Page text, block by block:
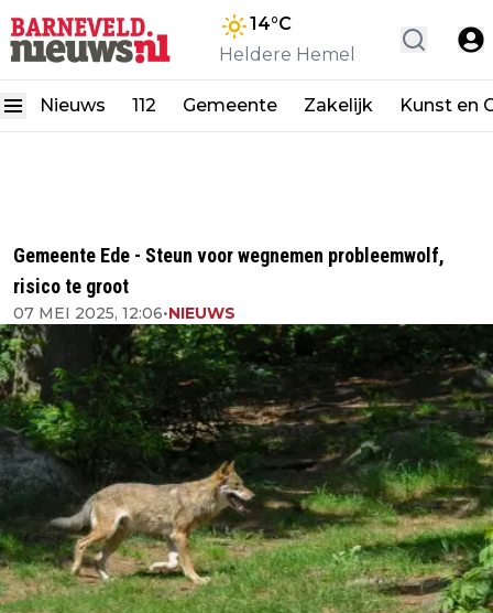
14°C
Heldere Hemel
Nieuws 112 Gemeente Zakelijk Kunst en
Gemeente Ede - Steun voor wegnemen probleemwolf,
risico te groot
07 MEI 2025, 12:06•NIEUWS